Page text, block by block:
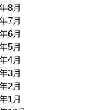
8月
7月
6月
5月
4月
3月
2月
1月